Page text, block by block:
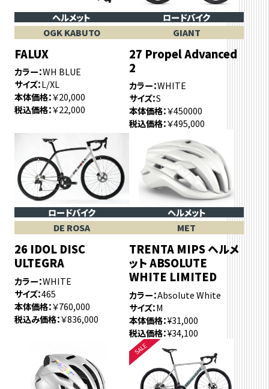
ヘルメット
OGK KABUTO
FALUX
カラー WH BLUE
サイズ L/XL
本体価格 ￥20,000
税込価格 ￥22,000
ロードバイク
GIANT
27 Propel Advanced
2
カラー WHITE
サイズ S
本体価格 ￥450000
税込価格 ￥495,000
ロードバイク
DE ROSA
26 IDOL DISC
ULTEGRA
カラー WHITE
サイズ 465
本体価格 ￥760,000
税込み価格 ￥836,000
ヘルメット
MET
TRENTA MIPS ヘルメ
ット ABSOLUTE
WHITE LIMITED
カラー Absolute White
サイズ M
本体価格 ¥31,000
税込価格 ¥34,100